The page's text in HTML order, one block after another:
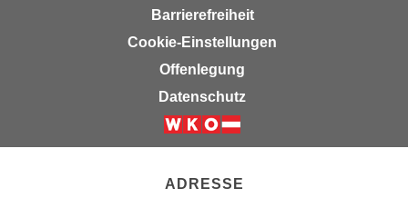
Barrierefreiheit
Cookie-Einstellungen
Offenlegung
Datenschutz
ADRESSE
f